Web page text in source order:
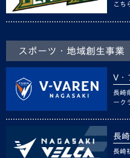
こち
スポーツ・地域創生事業
V・
長崎
ーク
長
長崎